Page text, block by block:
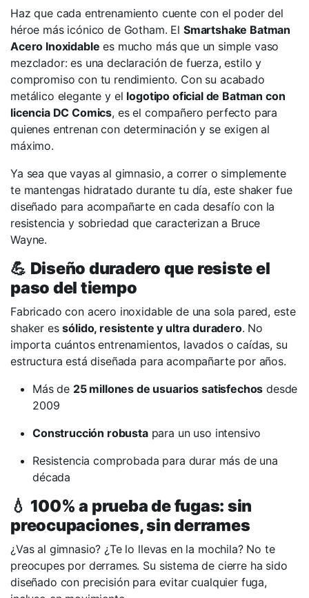
Haz que cada entrenamiento cuente con el poder del
héroe más icónico de Gotham. El Smartshake Batman
Acero Inoxidable es mucho más que un simple vaso
mezclador: es una declaración de fuerza, estilo y
compromiso con tu rendimiento. Con su acabado
metálico elegante y el logotipo oficial de Batman con
licencia DC Comics, es el compañero perfecto para
quienes entrenan con determinación y se exigen al
máximo.
Ya sea que vayas al gimnasio, a correr o simplemente
te mantengas hidratado durante tu día, este shaker fue
diseñado para acompañarte en cada desafío con la
resistencia y sobriedad que caracterizan a Bruce
Wayne.
💪 Diseño duradero que resiste el
paso del tiempo
Fabricado con acero inoxidable de una sola pared, este
shaker essólido, resistente y ultra duradero. No
importa cuántos entrenamientos, lavados o caídas, su
estructura está diseñada para acompañarte por años.
Más de 25 millones de usuarios satisfechos desde
2009
Construcción robustapara un uso intensivo
Resistencia comprobada para durar más de una
década
💧 100% a prueba de fugas: sin
preocupaciones, sin derrames
¿Vas al gimnasio? ¿Te lo llevas en la mochila? No te
preocupes por derrames. Su sistema de cierre ha sido
diseñado con precisión para evitar cualquier fuga,